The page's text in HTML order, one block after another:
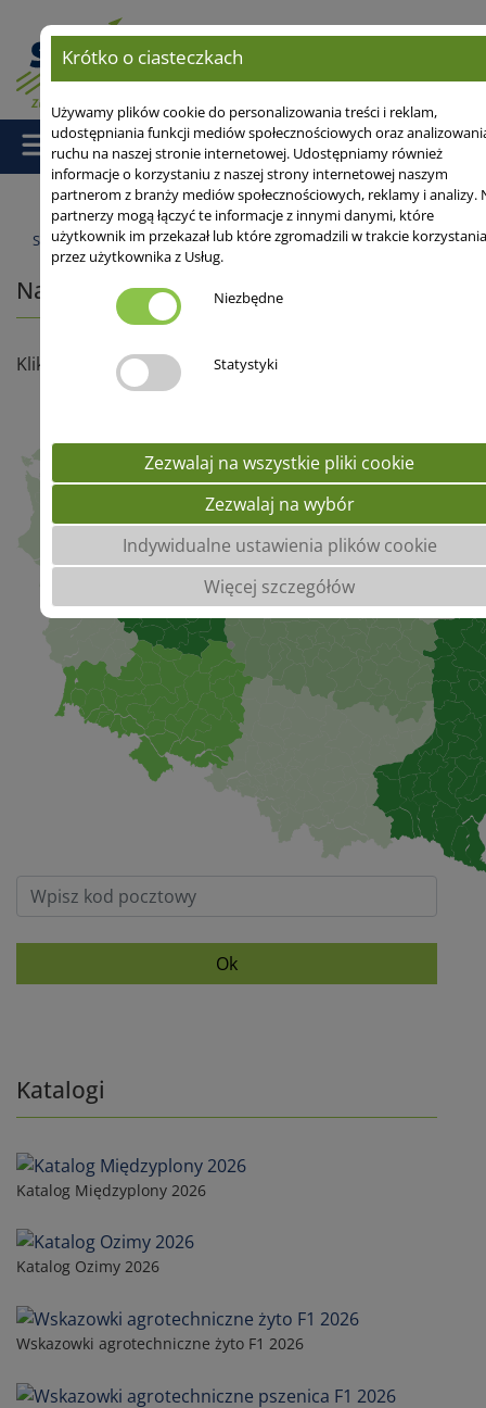
Strona główna / Nasi doradcy
Katalogi
Katalog Międzyplony 2026
Katalog Ozimy 2026
Wskazowki agrotechniczne żyto F1 2026
Nasi doradcy
Kliknij poniżej swój region
Ok
Krótko o ciasteczkach
Używamy plików cookie do personalizowania treści i reklam,
udostępniania funkcji mediów społecznościowych oraz
ruchu na naszej stronie internetowej. Udostępniamy również
informacje o korzystaniu z naszej strony internetowej naszym
partnerom z branży mediów społecznościowych, reklamy i analizy.
partnerzy mogą łączyć te informacje z innymi danymi, które
użytkownik im przekazał lub które zgromadzili w trakcie korzystania
przez użytkownika z Usług.
Niezbędne
Statystyki
Zezwalaj na wszystkie pliki cookie
Zezwalaj na wybór
Indywidualne ustawienia plików cookie
Więcej szczegółów